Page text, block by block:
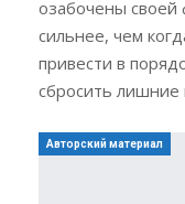
озабочены
сильнее, чем
привести в
сбросить лишние
Авторский материал